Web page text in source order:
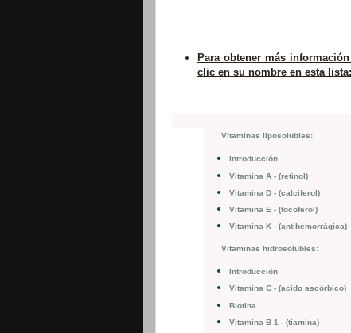
Para obtener más
clic en su nombre en esta
Vitaminas liposolubles:
Introducción
Vitamina A - (retinol)
Vitamina D - (calciferol)
Vitamina E - (tocoferol)
Vitamina K - (antihemorrágica)
Vitaminas hidrosolubles:
Introducción
Vitamina C - (ácido ascórbico)
Biotina
Vitamina B 1 - (tiamina)